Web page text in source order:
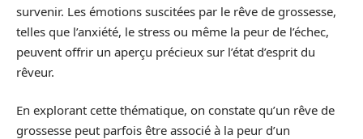
survenir. Les émotions suscitées par le rêve de grossesse,
telles que l’anxiété, le stress ou même la peur de l’échec,
peuvent offrir un aperçu précieux sur l’état d’esprit du
rêveur.
En explorant cette thématique, on constate qu’un rêve de
grossesse peut parfois être associé à la peur d’un